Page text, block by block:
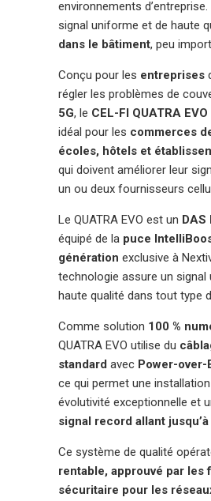
environnements
signal uniforme et de haute
dans le bâtiment, peu
Conçu pour les entreprises
régler les problèmes de
5G, le CEL-FI QUATRA EVO
idéal pour les commerces
écoles, hôtels et
qui doivent améliorer leur
un ou deux fournisseurs
Le QUATRA EVO est un
équipé de la puce
génération exclusive à
technologie assure un signal
haute qualité dans tout type
Comme solution 100 %
QUATRA EVO utilise du
standard avec Power-over-
ce qui permet une
évolutivité exceptionnelle et
signal record allant
Ce système de qualité
rentable, approuvé par les
sécuritaire pour les